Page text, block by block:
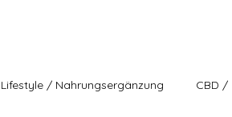
Lifestyle / Nahrungsergänzung CBD /